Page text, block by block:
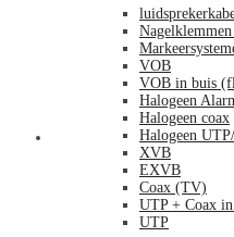
Mijn account
VOB
VOB in buis
Halogeen
Halogeen coax
Halogeen
XVB
EXVB
Coax (TV)
UTP + Coax
UTP